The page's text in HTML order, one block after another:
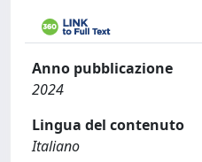
Anno pubblicazione
2024
Lingua del contenuto
Italiano